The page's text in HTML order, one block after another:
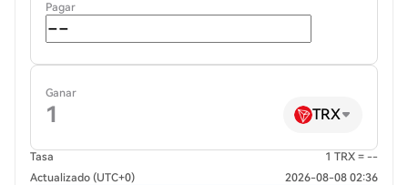
Pagar
Ganar
TRX
Tasa
1 TRX = --
Actualizado (UTC+0)
2026-08-08 02:36